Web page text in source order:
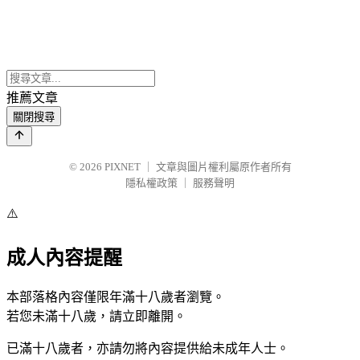
推薦文章
關閉搜尋
© 2026 PIXNET
文章與圖片權利屬原作者所有
隱私權政策
服務聲明
⚠️
成人內容提醒
本部落格內容僅限年滿十八歲者瀏覽。
若您未滿十八歲，請立即離開。
已滿十八歲者，亦請勿將內容提供給未成年人士。